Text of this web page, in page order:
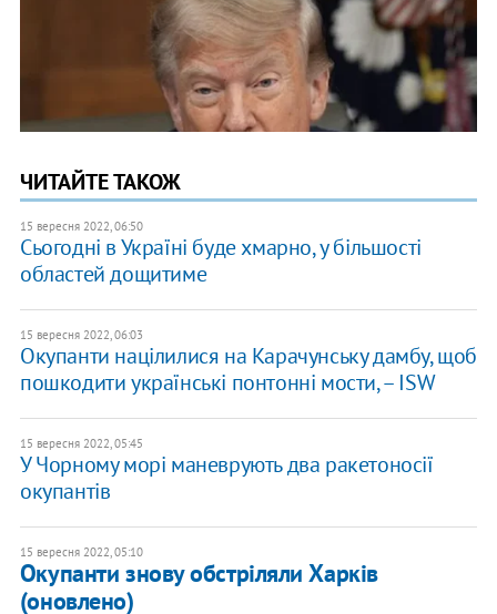
ЧИТАЙТЕ ТАКОЖ
15 вересня 2022, 06:50
Сьогодні в Україні буде хмарно, у більшості
областей дощитиме
15 вересня 2022, 06:03
Окупанти націлилися на Карачунську дамбу, щоб
пошкодити українські понтонні мости, – ISW
15 вересня 2022, 05:45
У Чорному морі маневрують два ракетоносії
окупантів
15 вересня 2022, 05:10
Окупанти знову обстріляли Харків
(оновлено)